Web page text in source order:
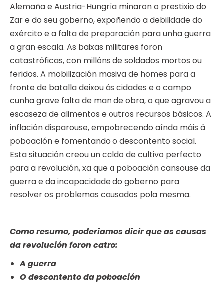
Alemaña e Austria-Hungría minaron o prestixio do
Zar e do seu goberno, expoñendo a debilidade do
exército e a falta de preparación para unha guerra
a gran escala. As baixas militares foron
catastróficas, con millóns de soldados mortos ou
feridos. A mobilización masiva de homes para a
fronte de batalla deixou ás cidades e o campo
cunha grave falta de man de obra, o que agravou a
escaseza de alimentos e outros recursos básicos. A
inflación disparouse, empobrecendo aínda máis á
poboación e fomentando o descontento social.
Esta situación creou un caldo de cultivo perfecto
para a revolución, xa que a poboación cansouse da
guerra e da incapacidade do goberno para
resolver os problemas causados pola mesma.
Como resumo, poderiamos dicir que as causas
da revolución foron catro:
A guerra
O descontento da poboación